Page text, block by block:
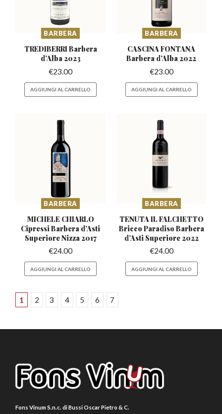
BARBERA
TREDIBERRI Barbera
d’Alba 2023
€23.00
AGGIUNGI AL CARRELLO
BARBERA
CASCINA FONTANA
Barbera d’Alba 2022
€23.00
AGGIUNGI AL CARRELLO
BARBERA
MICHELE CHIARLO
Cipressi Barbera d’Asti
Superiore Nizza 2017
€24.00
AGGIUNGI AL CARRELLO
BARBERA
TENUTA IL FALCHETTO
Bricco Paradiso Barbera
d’Asti Superiore 2022
€24.00
AGGIUNGI AL CARRELLO
1 2 3 4 5 6 7
Fons Vinum S.n.c. di Bussi Oscar Pietro & C.